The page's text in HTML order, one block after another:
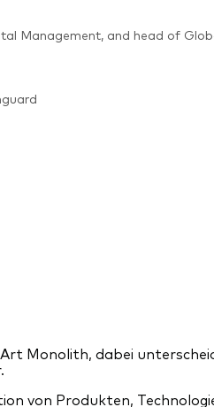
Management, and head of
Monolith, dabei
von Produkten,